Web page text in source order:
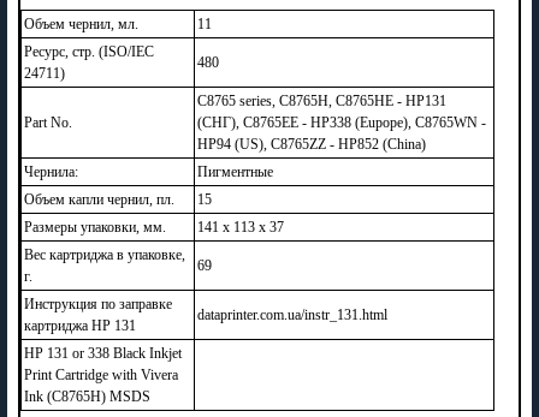
Объем чернил, мл.
11
Ресурс, стр. (ISO/IEC
24711)
480
Part No.
C8765 series, C8765H, C8765HE - HP131
(СНГ), C8765EE - HP338 (Eupope), C8765WN -
HP94 (US), C8765ZZ - HP852 (China)
Чернила:
Пигментные
Объем капли чернил, пл.
15
Размеры упаковки, мм.
141 x 113 x 37
Вес картриджа в упаковке,
г.
69
Инструкция по заправке
картриджа HP 131
dataprinter.com.ua/instr_131.html
HP 131 or 338 Black Inkjet
Print Cartridge with Vivera
Ink (C8765H) MSDS